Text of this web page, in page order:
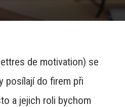
de motivation) se
posílají do firem při
a jejich roli bychom